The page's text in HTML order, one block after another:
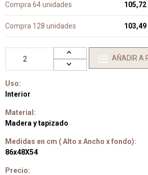
Compra 64 unidades 105,72
Compra 128 unidades 103,49
AÑADIR A
Uso:
Interior
Material:
Madera y tapizado
Medidas en cm ( Alto x Ancho x fondo):
86x48X54
Precio: